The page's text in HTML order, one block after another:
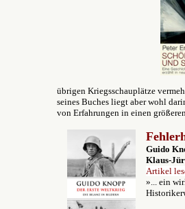
übrigen Kriegsschauplätze
seines Buches liegt aber wohl
von Erfahrungen in einen
Guido
Klaus-
Artikel
»... ein